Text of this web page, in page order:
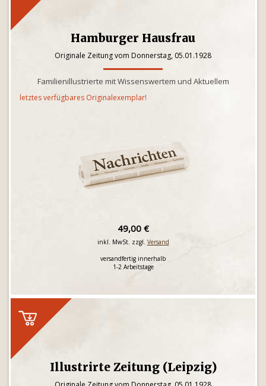
Hamburger Hausfrau
Originale Zeitung vom Donnerstag, 05.01.1928
Familienillustrierte mit Wissenswertem und Aktuellem
letztes verfügbares Originalexemplar!
49,00 €
inkl. MwSt. zzgl. Versand
versandfertig innerhalb
1-2 Arbeitstage
Illustrirte Zeitung (Leipzig)